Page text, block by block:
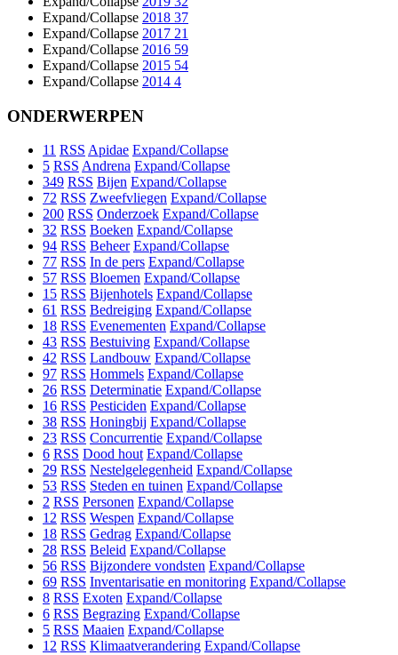
Expand/Collapse 2018 37
Expand/Collapse 2017 21
Expand/Collapse 2016 59
Expand/Collapse 2015 54
Expand/Collapse 2014 4
ONDERWERPEN
11 RSS Apidae Expand/Collapse
5 RSS Andrena Expand/Collapse
349 RSS Bijen Expand/Collapse
72 RSS Zweefvliegen Expand/Collapse
200 RSS Onderzoek Expand/Collapse
32 RSS Boeken Expand/Collapse
94 RSS Beheer Expand/Collapse
77 RSS In de pers Expand/Collapse
57 RSS Bloemen Expand/Collapse
15 RSS Bijenhotels Expand/Collapse
61 RSS Bedreiging Expand/Collapse
18 RSS Evenementen Expand/Collapse
43 RSS Bestuiving Expand/Collapse
42 RSS Landbouw Expand/Collapse
97 RSS Hommels Expand/Collapse
26 RSS Determinatie Expand/Collapse
16 RSS Pesticiden Expand/Collapse
38 RSS Honingbij Expand/Collapse
23 RSS Concurrentie Expand/Collapse
6 RSS Dood hout Expand/Collapse
29 RSS Nestelgelegenheid Expand/Collapse
53 RSS Steden en tuinen Expand/Collapse
2 RSS Personen Expand/Collapse
12 RSS Wespen Expand/Collapse
18 RSS Gedrag Expand/Collapse
28 RSS Beleid Expand/Collapse
56 RSS Bijzondere vondsten Expand/Collapse
69 RSS Inventarisatie en monitoring Expand/Collapse
8 RSS Exoten Expand/Collapse
6 RSS Begrazing Expand/Collapse
5 RSS Maaien Expand/Collapse
12 RSS Klimaatverandering Expand/Collapse